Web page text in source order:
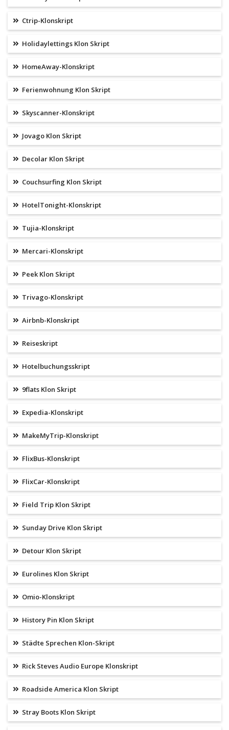
Ctrip-Klonskript
Holidaylettings Klon Skript
HomeAway-Klonskript
Ferienwohnung Klon Skript
Skyscanner-Klonskript
Jovago Klon Skript
Decolar Klon Skript
Couchsurfing Klon Skript
HotelTonight-Klonskript
Tujia-Klonskript
Mercari-Klonskript
Peek Klon Skript
Trivago-Klonskript
Airbnb-Klonskript
Reiseskript
Hotelbuchungsskript
9flats Klon Skript
Expedia-Klonskript
MakeMyTrip-Klonskript
FlixBus-Klonskript
FlixCar-Klonskript
Field Trip Klon Skript
Sunday Drive Klon Skript
Detour Klon Skript
Eurolines Klon Skript
Omio-Klonskript
History Pin Klon Skript
Städte Sprechen Klon-Skript
Rick Steves Audio Europe Klonskript
Roadside America Klon Skript
Stray Boots Klon Skript